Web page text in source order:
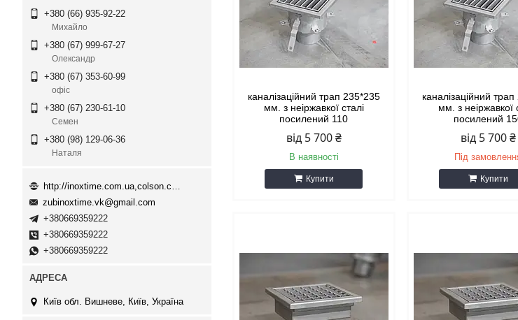
каналізаційний трап 235*235
мм. з неіржавкої сталі
посилений 110
від 5 700 ₴
В наявності
Купити
каналізаційний
мм. з неіржавкої
посилений
від 5 700 ₴
Під
Купити
+380 (66) 935-92-22
Михайло
+380 (67) 999-67-27
Олександр
+380 (67) 353-60-99
офіс
+380 (67) 230-61-10
Семен
+380 (98) 129-06-36
Наталя
zubinoxtime.vk@gmail.com
+380669359222
+380669359222
+380669359222
Київ обл. Вишневе, Київ, Україна